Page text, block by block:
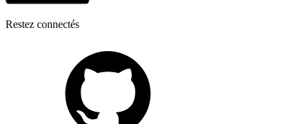
Restez connectés